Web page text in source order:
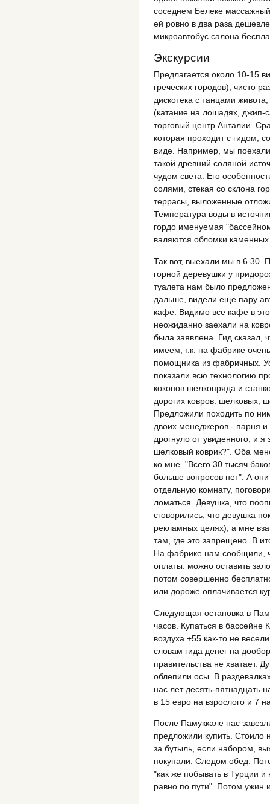
соседнем Белеке
ей ровно в два раза
микроавтобус салона
Экскурсии
Предлагается около 10-15
греческих городов), чисто
дискотека с танцами
(катание на лошадях, джип-
торговый центр Анталии.
которая проходит с гидом,
виде. Например, мы
такой древний соляной
чудом света. Его
солями, стекая со склона
террасы, выложенные
Температура воды в
гордо именуемая
валяются обломки
Так вот, выехали мы в 6.30.
горной деревушки у
туалета нам было
дальше, видели еще пару
кафе. Видимо все кафе в
неожиданно заехали на
была заявлена. Гид сказал,
имеем, т.к. на фабрике
помощника из фабричных.
показали всю технологию
коконов шелкопряда и
дорогих ковров: шелковых,
Предложили походить по
двоих менеджеров - парня
дрогнуло от увиденного, и я
шелковый коврик?". Оба
ко мне. "Всего 30 тысяч
больше вопросов нет". А
отдельную комнату,
ломаться. Девушка, что
сговорились, что девушка
рекламных целях), а мне
там, где это запрещено. В
На фабрике нам сообщили,
оплаты: можно оставить
потом совершенно
или дороже оплачивается
Следующая остановка в
часов. Купаться в бассейне
воздуха +55 как-то не
словам гида денег на
правительства не хватает.
облепили осы. В
нас лет десять-пятнадцать
в 15 евро на взрослого и 7
После Памуккале нас
предложили купить.
за бутыль, если набором,
покупали. Следом обед.
"как же побывать в Турции и
равно по пути". Потом ужин